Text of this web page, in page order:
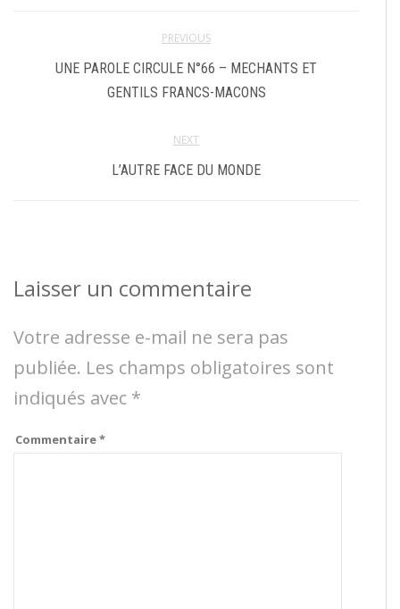
PREVIOUS
UNE PAROLE CIRCULE N°66 – MECHANTS ET
GENTILS FRANCS-MACONS
NEXT
L’AUTRE FACE DU MONDE
Laisser un commentaire
Votre adresse e-mail ne sera pas
publiée. Les champs obligatoires sont
indiqués avec *
Commentaire*